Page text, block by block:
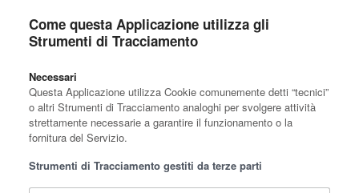
Come questa Applicazione utilizza gli
Strumenti di Tracciamento
Necessari
Questa Applicazione utilizza Cookie comunemente detti “tecnici”
o altri Strumenti di Tracciamento analoghi per svolgere attività
strettamente necessarie a garantire il funzionamento o la
fornitura del Servizio.
Strumenti di Tracciamento gestiti da terze parti